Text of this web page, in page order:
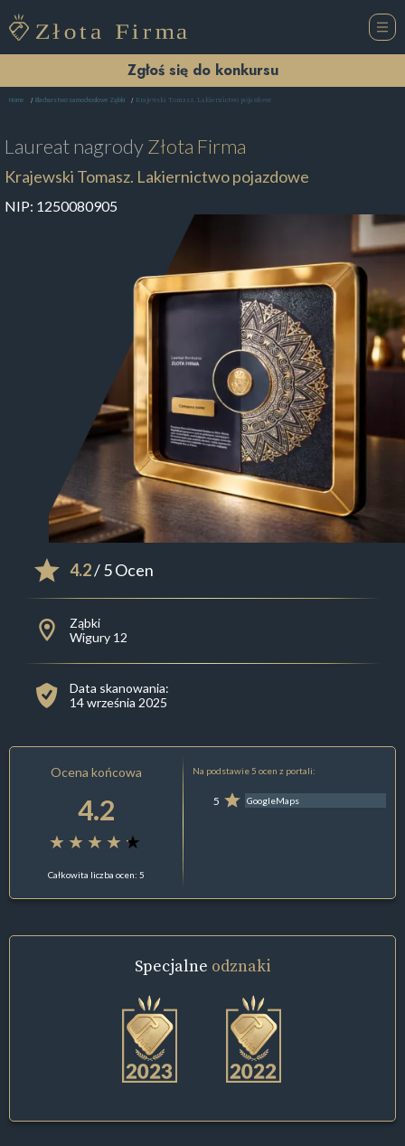
Zgłoś się do konkursu
Home Blacharstwo samochodowe Ząbki Krajewski Tomasz. Lakiernictwo pojazdowe
Laureat nagrodyZłota Firma
Krajewski Tomasz. Lakiernictwo pojazdowe
NIP: 1250080905
4.2/ 5 Ocen
Ząbki
Wigury 12
Data skanowania:
14 września 2025
Ocena końcowa
4.2
Całkowita liczba ocen: 5
Na podstawie 5 ocen z portali:
5 GoogleMaps
Specjalne odznaki